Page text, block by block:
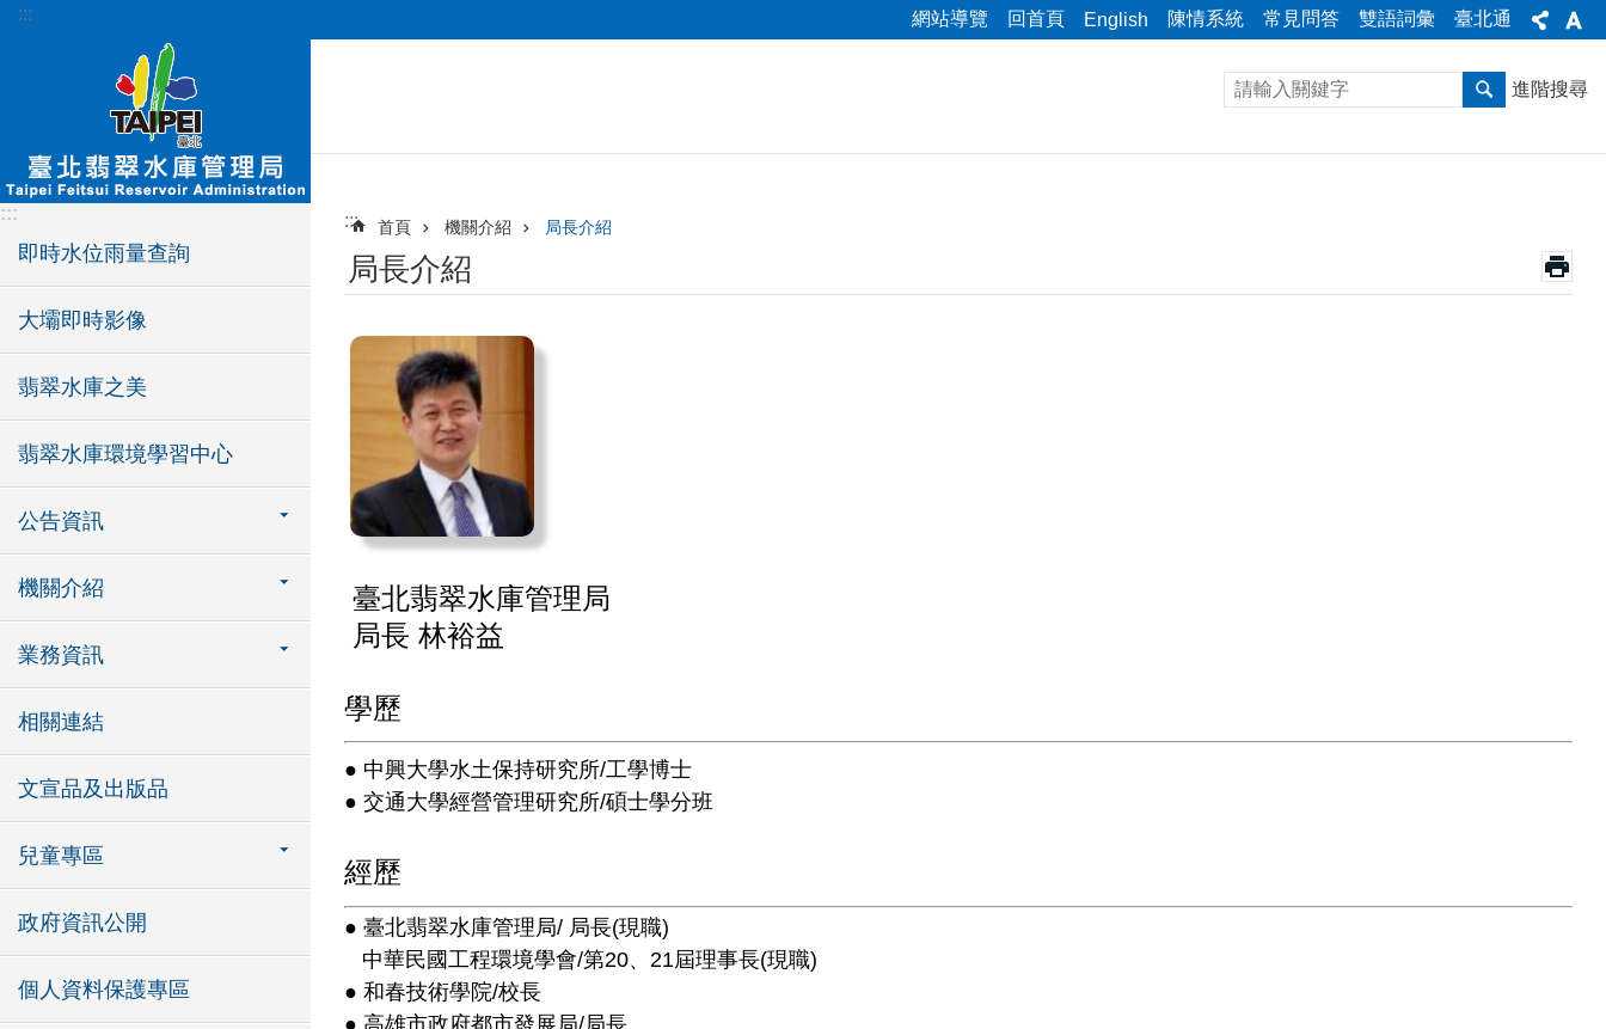
跳到主要內容區塊
::: 網站導覽 回首頁 English 陳情系統 常見問答 雙語詞彙 臺北通
:::
即時水位雨量查詢
大壩即時影像
翡翠水庫之美
翡翠水庫環境學習中心
公告資訊
機關介紹
業務資訊
相關連結
文宣品及出版品
兒童專區
政府資訊公開
個人資料保護專區
進階搜尋
::: 首頁 機關介紹 局長介紹
局長介紹
臺北翡翠水庫管理局
局長 林裕益
學歷
● 中興大學水土保持研究所/工學博士
● 交通大學經營管理研究所/碩士學分班
經歷
● 臺北翡翠水庫管理局/ 局長(現職)
中華民國工程環境學會/第20、21屆理事長(現職)
● 和春技術學院/校長
● 高雄市政府都市發展局/局長